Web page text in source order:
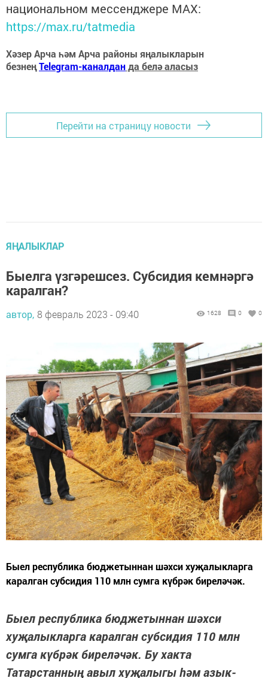
национальном мессенджере MАХ:
https://max.ru/tatmedia
Хәзер Арча һәм Арча районы яңалыкларын
безнеңTelegram-каналданда белә аласыз
Перейти на страницу новости
ЯҢАЛЫКЛАР
Быелга үзгәрешсез. Субсидия кемнәргә
каралган?
автор, 8 февраль 2023 - 09:40 1628 0 0
Быел республика бюджетыннан шәхси хуҗалыкларга
каралган субсидия 110 млн сумга күбрәк биреләчәк.
Быел республика бюджетыннан шәхси
хуҗалыкларга каралган субсидия 110 млн
сумга күбрәк биреләчәк. Бу хакта
Татарстанның авыл хуҗалыгы һәм азык-